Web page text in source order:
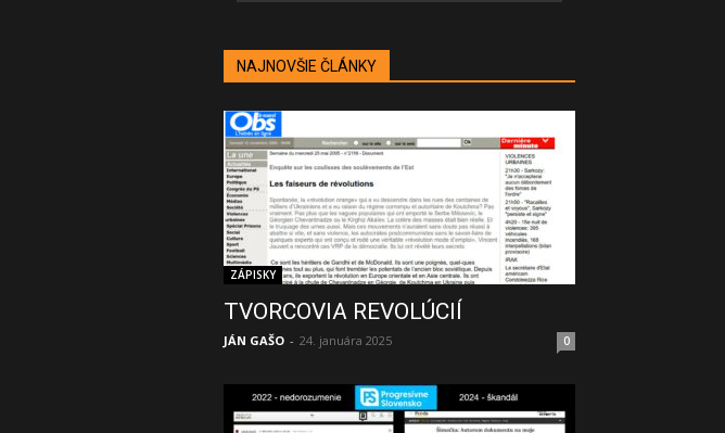
NAJNOVŠIE ČLÁNKY
ZÁPISKY
TVORCOVIA REVOLÚCIÍ
JÁN GAŠO - 24. januára 2025 0